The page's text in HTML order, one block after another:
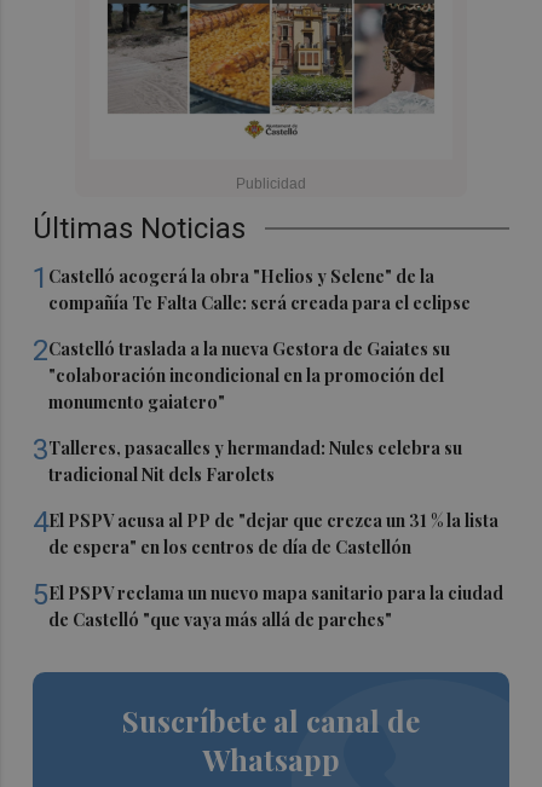
Últimas Noticias
1 Castelló acogerá la obra "Helios y Selene" de la
compañía Te Falta Calle: será creada para el eclipse
2Castelló traslada a la nueva Gestora de Gaiates su
"colaboración incondicional en la promoción del
monumento gaiatero"
3Talleres, pasacalles y hermandad: Nules celebra su
tradicional Nit dels Farolets
4El PSPV acusa al PP de "dejar que crezca un 31 % la lista
de espera" en los centros de día de Castellón
5El PSPV reclama un nuevo mapa sanitario para la ciudad
de Castelló "que vaya más allá de parches"
Suscríbete al canal de
Whatsapp